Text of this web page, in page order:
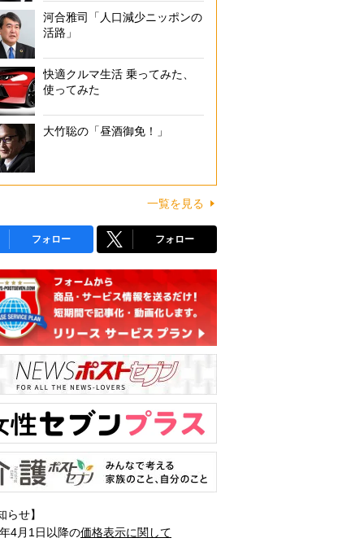
河合雅司「人口減少ニッポンの
活路」
快適クルマ生活 乗ってみた、
使ってみた
大竹聡の「昼酒御免！」
一覧を見る
フォロー フォロー
らせ】
4月1日以降の価格表示に関して